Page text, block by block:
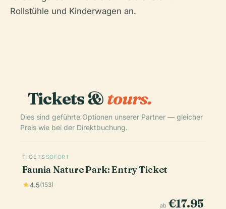
Rollstühle und Kinderwagen an.
Tickets &tours.
Dies sind geführte Optionen unserer Partner — gleicher
Preis wie bei der Direktbuchung.
TIQETS SOFORT
Faunia Nature Park: Entry Ticket
4.5(153)
ab €17.95